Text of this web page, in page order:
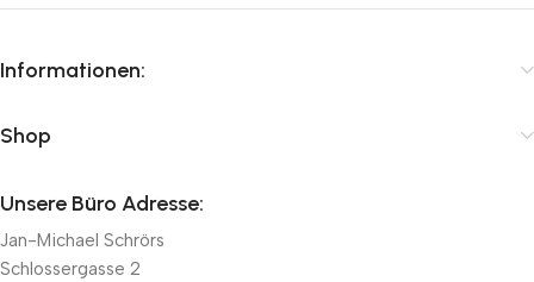
Informationen:
Shop
Unsere Büro Adresse:
Jan-Michael Schrörs
Schlossergasse 2